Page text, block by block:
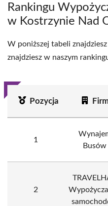
Rankingu
w Kostrzynie Nad
W poniższej tabeli
znajdziesz w naszym
Pozycja
1
Busów
2